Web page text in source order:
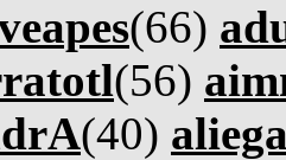
(66)
(56)
(40)